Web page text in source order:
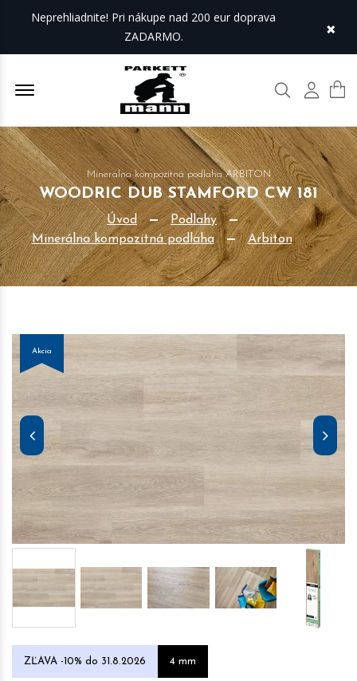
Neprehliadnite! Pri nákupe nad 200 eur doprava
ZADARMO.
×
Offcanvas Menu Open Hľadať Môj
Minerálna kompozitná podlaha ARBITON
WOODRIC DUB STAMFORD CW 181
Úvod
Podlahy
Minerálna kompozitná podlaha
Arbiton
Akcia
ZĽAVA -10% do 31.8.2026 4 mm